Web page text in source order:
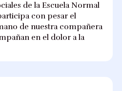
de la Escuela Normal
con pesar el
de nuestra compañera
en el dolor a la